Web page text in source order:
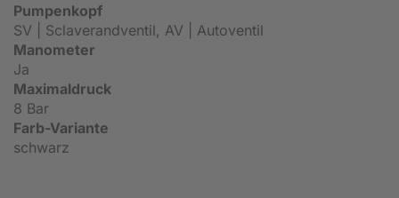
Pumpenkopf
SV | Sclaverandventil, AV | Autoventil
Manometer
Ja
Maximaldruck
8 Bar
Farb-Variante
schwarz